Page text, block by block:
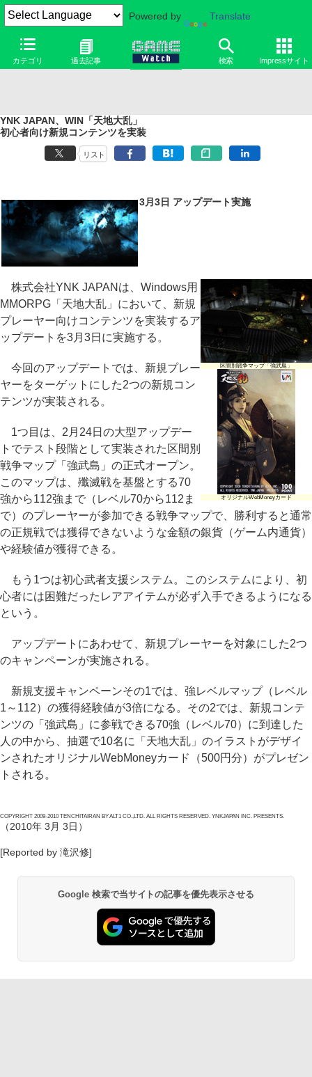
Powered by Translate
カテゴリ 過去記事 検索 Impressサイト
YNK JAPAN、WIN「天地大乱」
初心者向け新規コンテンツを実装
リスト
3月3日 アップデート実施
区間別戦争マップ「強武島」
オリジナルWebMoneyカード
株式会社YNK JAPANは、Windows用
MMORPG「天地大乱」において、新規
プレーヤー向けコンテンツを実装するア
ップデートを3月3日に実施する。
今回のアップデートでは、新規プレー
ヤーをターゲットにした2つの新規コン
テンツが実装される。
1つ目は、2月24日の大型アップデー
トでテスト段階として実装された区間別
戦争マップ「強武島」の正式オープン。
このマップは、殲滅戦を基盤とする70
強から112強まで（レベル70から112ま
で）のプレーヤーが参加できる戦争マップで、勝利すると通常
の正規戦では獲得できないような金額の銀貨（ゲーム内通貨）
や経験値が獲得できる。
もう1つは初心武者支援システム。このシステムにより、初
心者には困難だったレアアイテムが必ず入手できるようになる
という。
アップデートにあわせて、新規プレーヤーを対象にした2つ
のキャンペーンが実施される。
新規支援キャンペーンその1では、強レベルマップ（レベル
1～112）の獲得経験値が3倍になる。その2では、新規コンテ
ンツの「強武島」に参戦できる70強（レベル70）に到達した
人の中から、抽選で10名に「天地大乱」のイラストがデザイ
ンされたオリジナルWebMoneyカード（500円分）がプレゼン
トされる。
COPYRIGHT 2009-2010 TENCHITAIRAN BY ALT1 CO.,LTD. ALL RIGHTS RESERVED. YNKJAPAN INC. PRESENTS.
（2010年 3月 3日）
[Reported by 滝沢修]
Google 検索で当サイトの記事を優先表示させる